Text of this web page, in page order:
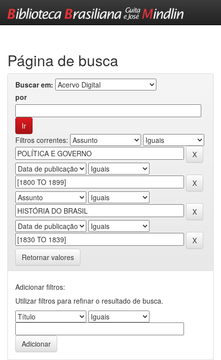
Página de busca
Buscar em:
por
Filtros correntes:
Retornar valores
Adicionar filtros:
Utilizar filtros para refinar o resultado de busca.